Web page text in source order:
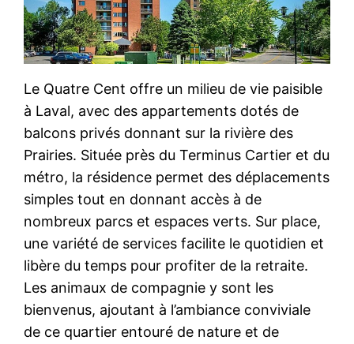
Le Quatre Cent offre un milieu de vie paisible
à Laval, avec des appartements dotés de
balcons privés donnant sur la rivière des
Prairies. Située près du Terminus Cartier et du
métro, la résidence permet des déplacements
simples tout en donnant accès à de
nombreux parcs et espaces verts. Sur place,
une variété de services facilite le quotidien et
libère du temps pour profiter de la retraite.
Les animaux de compagnie y sont les
bienvenus, ajoutant à l’ambiance conviviale
de ce quartier entouré de nature et de